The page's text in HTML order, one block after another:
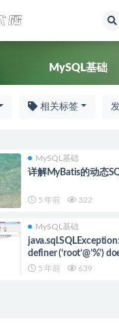
MySQL基础
相关标签
MySQL基础
详解MyBatis的动态
5 年前 322
MySQL基础
definer (‘root’@’%’)
5 年前 639